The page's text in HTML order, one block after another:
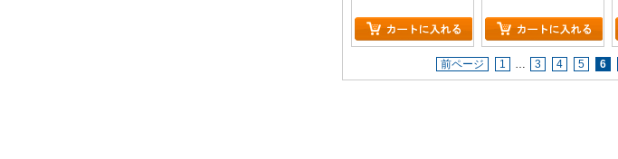
前ページ 1 … 3 4 5 6